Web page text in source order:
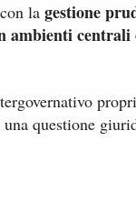
la gestione
ambienti centrali
una questione